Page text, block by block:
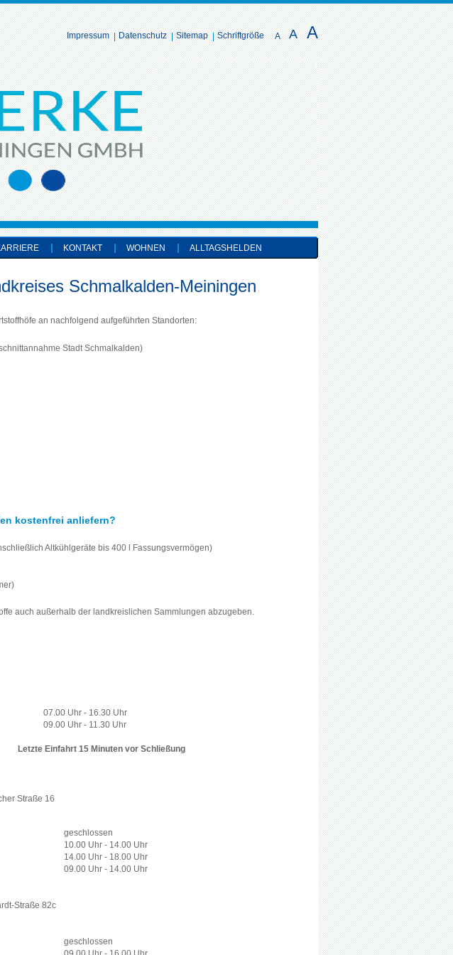
A A A
Impressum Datenschutz Sitemap Schriftgröße
KONTAKT WOHNEN ALLTAGSHELDEN
Schmalkalden-Meiningen
an nachfolgend aufgeführten Standorten:
Stadt Schmalkalden)
kostenfrei anliefern?
Altkühlgeräte bis 400 l Fassungsvermögen)
auch außerhalb der landkreislichen Sammlungen abzugeben.
07.00 Uhr - 16.30 Uhr
09.00 Uhr - 11.30 Uhr
Letzte Einfahrt 15 Minuten vor Schließung
Straße 16
geschlossen
10.00 Uhr - 14.00 Uhr
14.00 Uhr - 18.00 Uhr
09.00 Uhr - 14.00 Uhr
Straße 82c
geschlossen